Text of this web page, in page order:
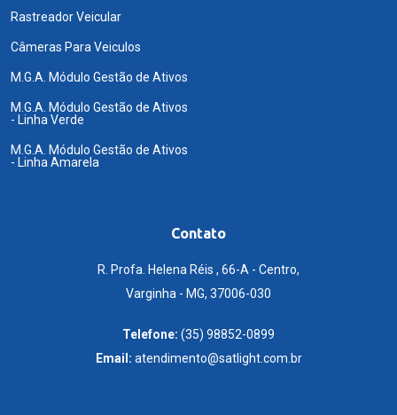
Rastreador Veicular
Câmeras Para Veiculos
M.G.A. Módulo Gestão de Ativos
M.G.A. Módulo Gestão de Ativos
- Linha Verde
M.G.A. Módulo Gestão de Ativos
- Linha Amarela
Contato
R. Profa. Helena Réis , 66-A - Centro,
Varginha - MG, 37006-030
Telefone: (35) 98852-0899
Email: atendimento@satlight.com.br